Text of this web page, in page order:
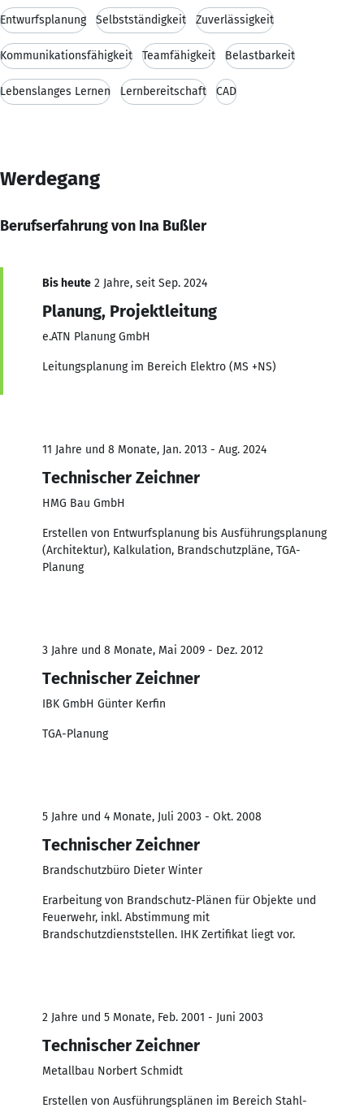
Entwurfsplanung Selbstständigkeit Zuverlässigkeit
Kommunikationsfähigkeit Teamfähigkeit Belastbarkeit
Lebenslanges Lernen Lernbereitschaft CAD
Werdegang
Berufserfahrung von Ina Bußler
Bis heute 2 Jahre, seit Sep. 2024
Planung, Projektleitung
e.ATN Planung GmbH
Leitungsplanung im Bereich Elektro (MS +NS)
11 Jahre und 8 Monate, Jan. 2013 - Aug. 2024
Technischer Zeichner
HMG Bau GmbH
Erstellen von Entwurfsplanung bis Ausführungsplanung
(Architektur), Kalkulation, Brandschutzpläne, TGA-
Planung
3 Jahre und 8 Monate, Mai 2009 - Dez. 2012
Technischer Zeichner
IBK GmbH Günter Kerfin
TGA-Planung
5 Jahre und 4 Monate, Juli 2003 - Okt. 2008
Technischer Zeichner
Brandschutzbüro Dieter Winter
Erarbeitung von Brandschutz-Plänen für Objekte und
Feuerwehr, inkl. Abstimmung mit
Brandschutzdienststellen. IHK Zertifikat liegt vor.
2 Jahre und 5 Monate, Feb. 2001 - Juni 2003
Technischer Zeichner
Metallbau Norbert Schmidt
Erstellen von Ausführungsplänen im Bereich Stahl-